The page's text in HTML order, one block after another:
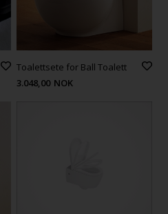
Toalettsete for Ball Toalett
3.048,00 NOK